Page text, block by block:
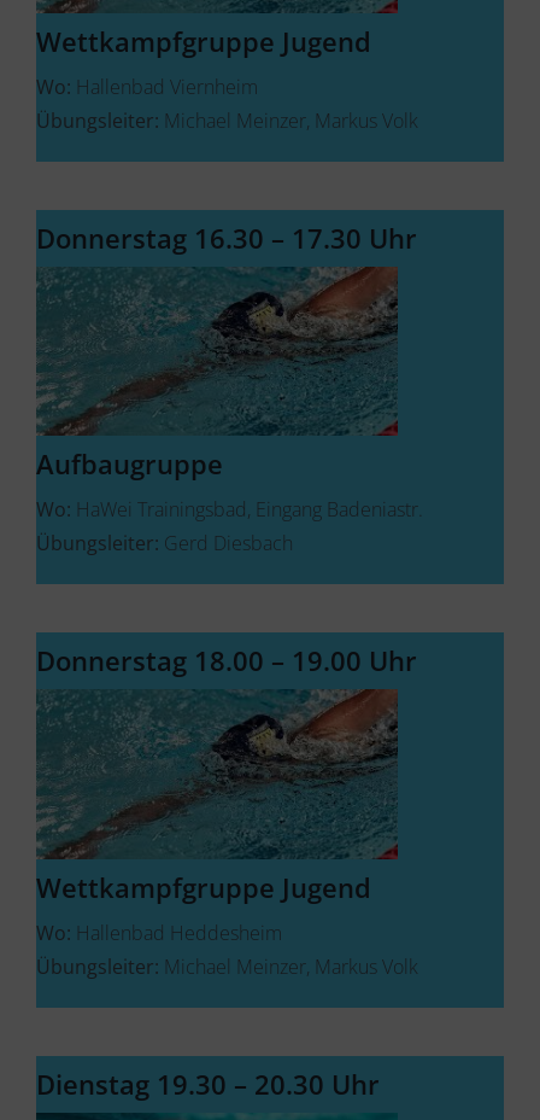
Wettkampfgruppe Jugend
Wo: Hallenbad Viernheim
Übungsleiter: Michael Meinzer, Markus Volk
Donnerstag 16.30 – 17.30 Uhr
Aufbaugruppe
Wo: HaWei Trainingsbad, Eingang Badeniastr.
Übungsleiter: Gerd Diesbach
Donnerstag 18.00 – 19.00 Uhr
Wettkampfgruppe Jugend
Wo: Hallenbad Heddesheim
Übungsleiter: Michael Meinzer, Markus Volk
Dienstag 19.30 – 20.30 Uhr